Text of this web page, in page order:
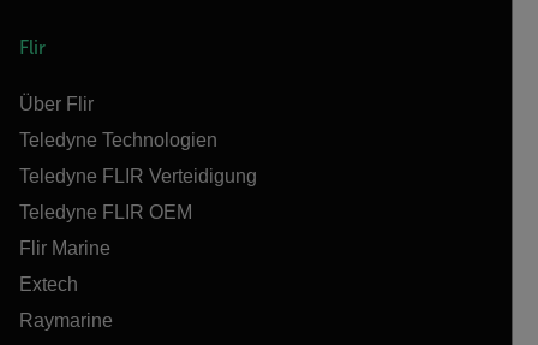
Flir
Über Flir
Teledyne Technologien
Teledyne FLIR Verteidigung
Teledyne FLIR OEM
Flir Marine
Extech
Raymarine